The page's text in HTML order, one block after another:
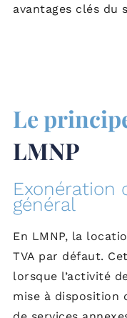
avantages clés du
Le
LMNP
Exonération
général
En LMNP, la
TVA par défaut.
lorsque l’activité
mise à disposition